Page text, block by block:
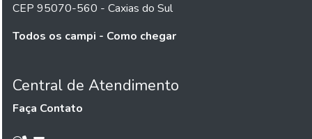
CEP 95070-560 - Caxias do Sul
Todos os campi - Como chegar
Central de Atendimento
Faça Contato